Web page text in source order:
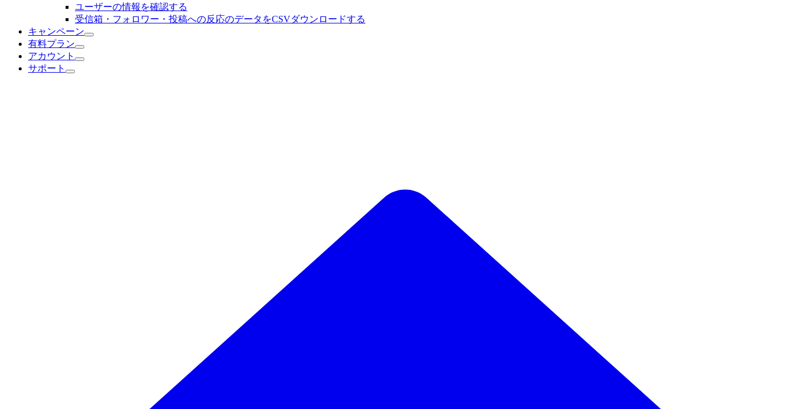
ユーザーの情報を確認する
受信箱・フォロワー・投稿への反応のデータをCSVダウンロードする
キャンペーン
有料プラン
アカウント
サポート